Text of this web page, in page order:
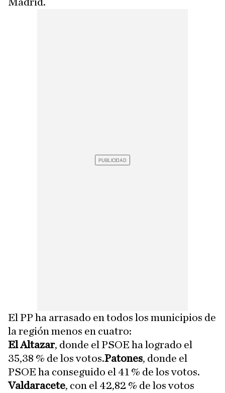
El PP ha arrasado en todos los municipios de
la región menos en cuatro:
El Altazar, donde el PSOE ha logrado el
35,38 % de los votos.Patones, donde el
PSOE ha conseguido el 41 % de los votos.
Valdaracete, con el 42,82 % de los votos